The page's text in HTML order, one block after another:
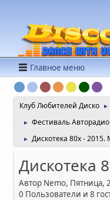
Главное меню
Клуб Любителей Диско ►
► Фестиваль Авторадио
► Дискотека 80х - 2015.
Дискотека
Автор Nemo, Пятница,
0 Пользователи и 8